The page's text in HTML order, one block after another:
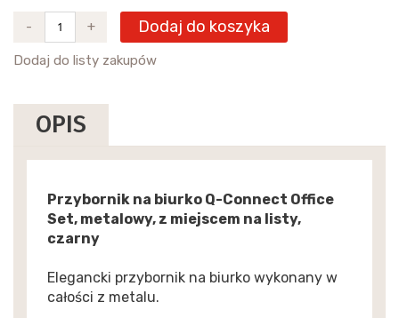
- + Dodaj do koszyka
Dodaj do listy zakupów
OPIS
Przybornik na biurko Q-Connect Office
Set, metalowy, z miejscem na listy,
czarny
Elegancki przybornik na biurko wykonany w
całości z metalu.